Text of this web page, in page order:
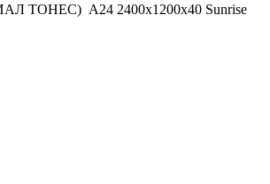
ТОНЕС) A24 2400x1200x40 Sunrise